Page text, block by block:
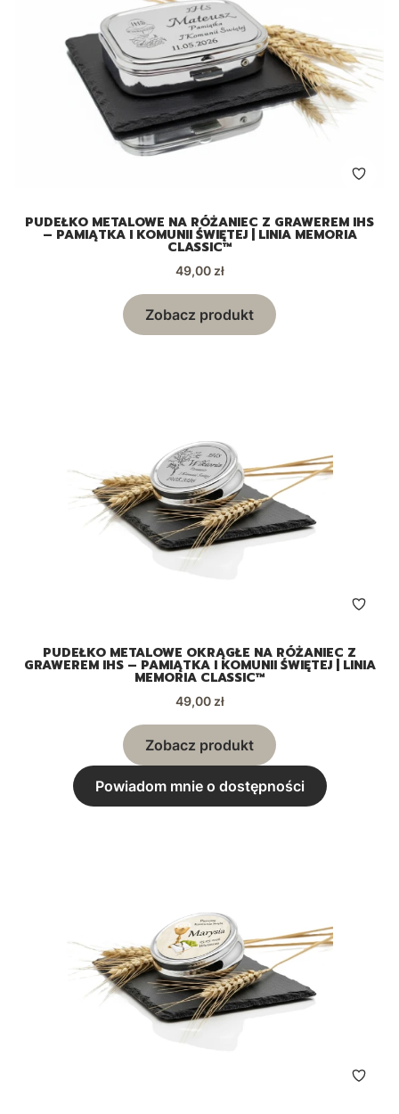
PUDEŁKO METALOWE NA RÓŻANIEC Z GRAWEREM IHS
– PAMIĄTKA I KOMUNII ŚWIĘTEJ | LINIA MEMORIA
CLASSIC™
Cena
49,00 zł
Zobacz produkt
PUDEŁKO METALOWE OKRĄGŁE NA RÓŻANIEC Z
GRAWEREM IHS – PAMIĄTKA I KOMUNII ŚWIĘTEJ | LINIA
MEMORIA CLASSIC™
Cena
49,00 zł
Zobacz produkt
Powiadom mnie o dostępności